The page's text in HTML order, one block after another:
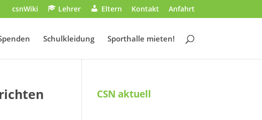
csnWiki Lehrer Eltern Kontakt Anfahrt
Schulkleidung Sporthalle mieten!
CSN aktuell